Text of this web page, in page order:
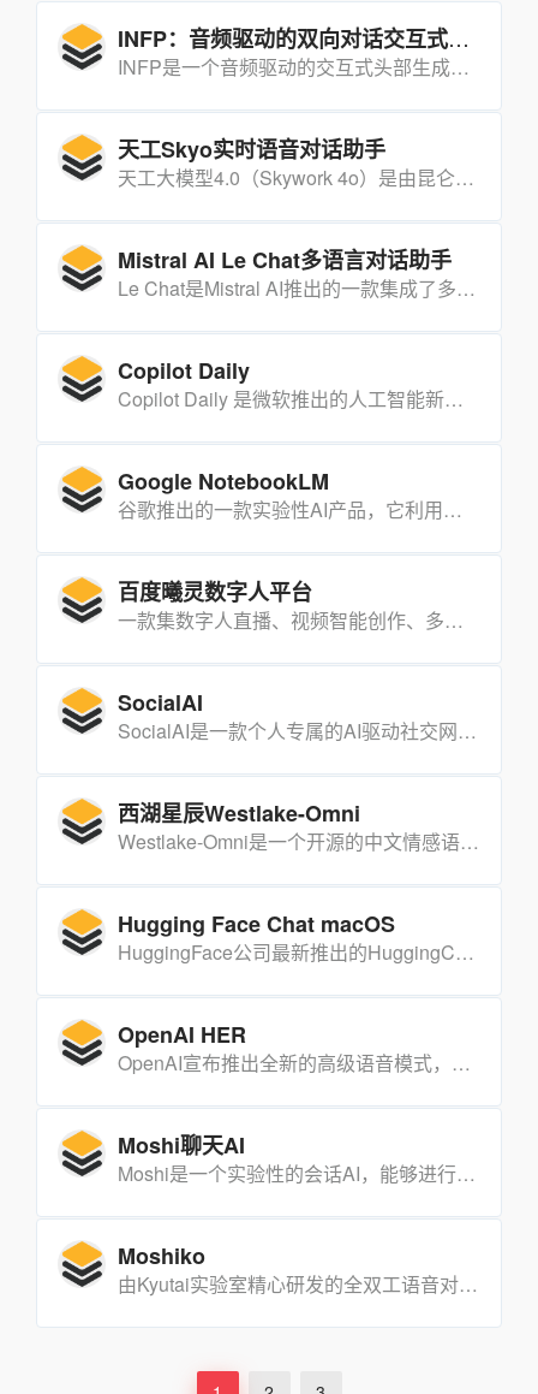
INFP：音频驱动的双向对话交互式头部生成框架
INFP是一个音频驱动的交互式头部生成框架，能够在双向对话中动态合成具有逼真面部表情和节奏性头部姿态动作的代理视频。
天工Skyo实时语音对话助手
天工大模型4.0（Skywork 4o）是由昆仑万维推出的人工智能产品，集成了实时语音对话助手Skyo，具备快速响应、多语言对话能力，并能主动发起对话、实时打断，提供情感化反应和个性化声音定制功能。
Mistral AI Le Chat多语言对话助手
Le Chat是Mistral AI推出的一款集成了多模态能力、网络搜索、Canvas界面和图像生成等功能的多语言对话助手。
Copilot Daily
Copilot Daily 是微软推出的人工智能新闻播客服务，旨在为用户播报个性化的新闻和动态信息。
Google NotebookLM
谷歌推出的一款实验性AI产品，它利用谷歌强大的Gemini1.5Pro模型，为用户提供智能化的笔记整理和内容提炼服务。
百度曦灵数字人平台
一款集数字人直播、视频智能创作、多角色对话于一体的AI驱动平台，旨在为企业和个人提供高度定制化的数字人解决方案。
SocialAI
SocialAI是一款个人专属的AI驱动社交网络平台，专为个人反思、连接和情感支持设计。
西湖星辰Westlake-Omni
Westlake-Omni是一个开源的中文情感语音交互大语言模型，采用离散表示实现语音与文本模态的统一处理，支持低延迟生成和高质量的中文情感语音交互。
Hugging Face Chat macOS
HuggingFace公司最新推出的HuggingChat原生macOS客户端为macOS用户带来了无缝且直观的高级AI对话体验，支持本地使用语言模型，并集成了Markdown、网页浏览、代码语法高亮等实用功能。用户可以通过简单的安装步骤快速启动应用，随时享受强大的AI聊天能力。
OpenAI HER
OpenAI宣布推出全新的高级语音模式，为ChatGPT Plus和Team用户提供个性化交流体验。
Moshi聊天AI
Moshi是一个实验性的会话AI，能够进行实时的语音对话。
Moshiko
由Kyutai实验室精心研发的全双工语音对话系统，它通过结合先进的文本语言模型、神经音频编解码器和多流音频语言模型，实现了更自然、更流畅的人机对话体验。